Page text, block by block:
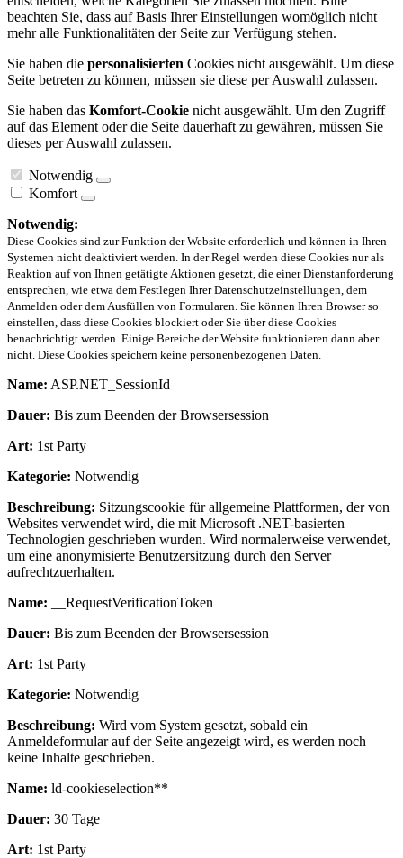
beachten Sie, dass auf Basis Ihrer Einstellungen womöglich nicht
mehr alle Funktionalitäten der Seite zur Verfügung stehen.
Sie haben die personalisierten Cookies nicht ausgewählt. Um diese
Seite betreten zu können, müssen sie diese per Auswahl zulassen.
Sie haben das Komfort-Cookie nicht ausgewählt. Um den Zugriff
auf das Element oder die Seite dauerhaft zu gewähren, müssen Sie
dieses per Auswahl zulassen.
Notwendig
Komfort
Notwendig:
Diese Cookies sind zur Funktion der Website erforderlich und können in Ihren
Systemen nicht deaktiviert werden. In der Regel werden diese Cookies nur als
Reaktion auf von Ihnen getätigte Aktionen gesetzt, die einer Dienstanforderung
entsprechen, wie etwa dem Festlegen Ihrer Datenschutzeinstellungen, dem
Anmelden oder dem Ausfüllen von Formularen. Sie können Ihren Browser so
einstellen, dass diese Cookies blockiert oder Sie über diese Cookies
benachrichtigt werden. Einige Bereiche der Website funktionieren dann aber
nicht. Diese Cookies speichern keine personenbezogenen Daten.
Name: ASP.NET_SessionId
Dauer: Bis zum Beenden der Browsersession
Art: 1st Party
Kategorie: Notwendig
Beschreibung: Sitzungscookie für allgemeine Plattformen, der von
Websites verwendet wird, die mit Microsoft .NET-basierten
Technologien geschrieben wurden. Wird normalerweise verwendet,
um eine anonymisierte Benutzersitzung durch den Server
aufrechtzuerhalten.
Name: __RequestVerificationToken
Dauer: Bis zum Beenden der Browsersession
Art: 1st Party
Kategorie: Notwendig
Beschreibung: Wird vom System gesetzt, sobald ein
Anmeldeformular auf der Seite angezeigt wird, es werden noch
keine Inhalte geschrieben.
Name: ld-cookieselection**
Dauer: 30 Tage
Art: 1st Party